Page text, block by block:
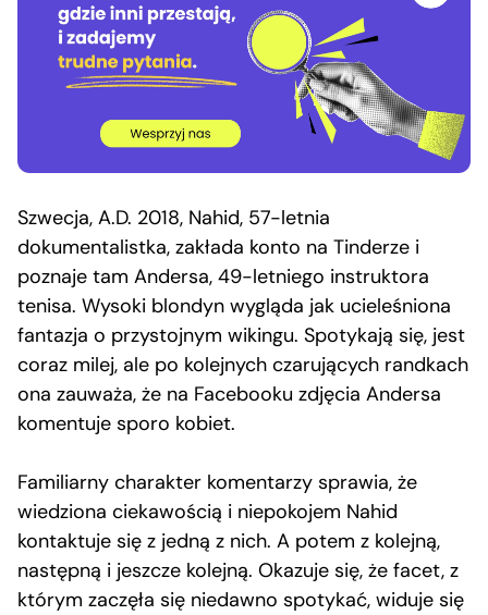
Szwecja, A.D. 2018, Nahid, 57-letnia
dokumentalistka, zakłada konto na Tinderze i
poznaje tam Andersa, 49-letniego instruktora
tenisa. Wysoki blondyn wygląda jak ucieleśniona
fantazja o przystojnym wikingu. Spotykają się, jest
coraz milej, ale po kolejnych czarujących randkach
ona zauważa, że na Facebooku zdjęcia Andersa
komentuje sporo kobiet.
Familiarny charakter komentarzy sprawia, że
wiedziona ciekawością i niepokojem Nahid
kontaktuje się z jedną z nich. A potem z kolejną,
następną i jeszcze kolejną. Okazuje się, że facet, z
którym zaczęła się niedawno spotykać, widuje się